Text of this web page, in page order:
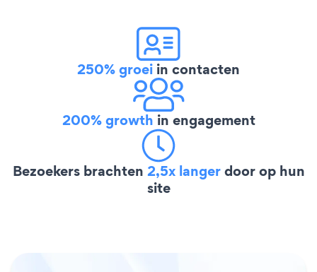
250% groei in contacten
200% growth in engagement
Bezoekers brachten 2,5x langerdoor op hun
site